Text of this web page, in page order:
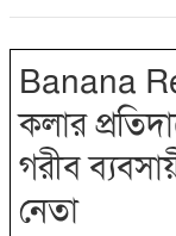
Banana
কলার
গরীব
নেতা